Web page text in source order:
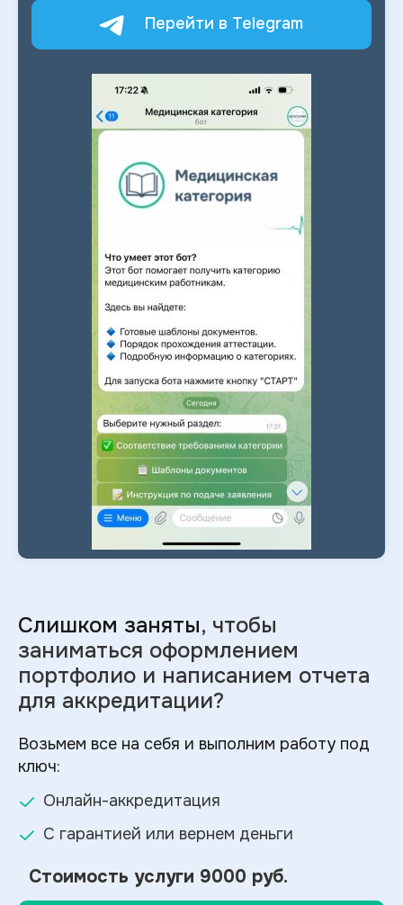
Перейти в Telegram
Слишком заняты, чтобы
заниматься оформлением
портфолио и написанием отчета
для аккредитации?
Возьмем все на себя и выполним работу под
ключ:
Онлайн-аккредитация
С гарантией или вернем деньги
Стоимость услуги 9000 руб.